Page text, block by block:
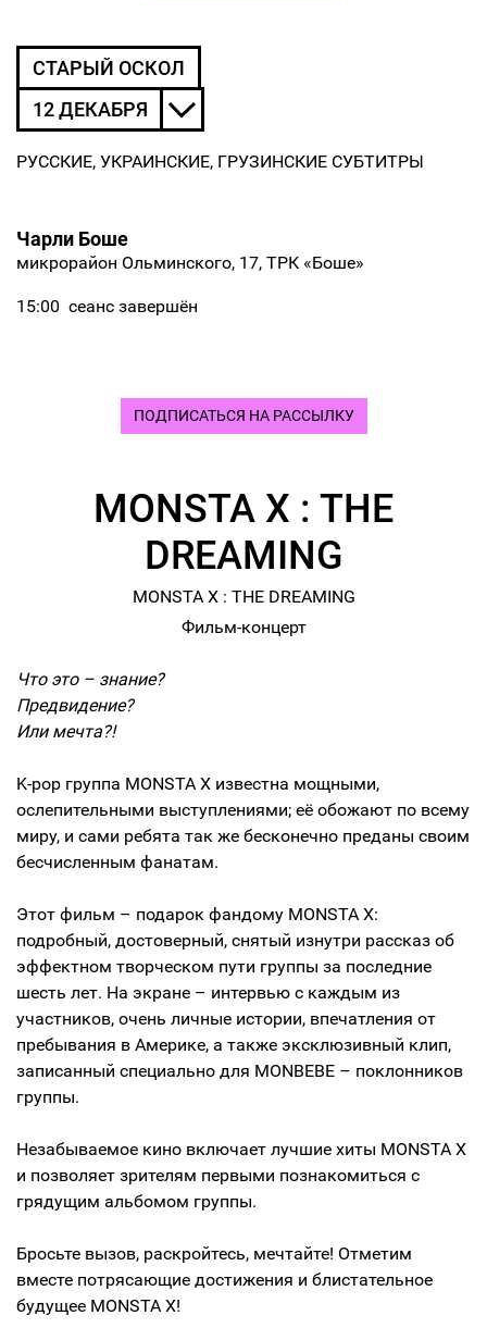
СТАРЫЙ ОСКОЛ
12 ДЕКАБРЯ
РУССКИЕ, УКРАИНСКИЕ, ГРУЗИНСКИЕ СУБТИТРЫ
Чарли Боше
микрорайон Ольминского, 17, ТРК «Боше»
15:00 сеанс завершён
ПОДПИСАТЬСЯ НА РАССЫЛКУ
MONSTA X : THE
DREAMING
MONSTA X : THE DREAMING
Фильм-концерт
Что это – знание?
Предвидение?
Или мечта?!
K-pop группа MONSTA X известна мощными,
ослепительными выступлениями; её обожают по всему
миру, и сами ребята так же бесконечно преданы своим
бесчисленным фанатам.
Этот фильм – подарок фандому MONSTA X:
подробный, достоверный, снятый изнутри рассказ об
эффектном творческом пути группы за последние
шесть лет. На экране – интервью с каждым из
участников, очень личные истории, впечатления от
пребывания в Америке, а также эксклюзивный клип,
записанный специально для MONBEBE – поклонников
группы.
Незабываемое кино включает лучшие хиты MONSTA X
и позволяет зрителям первыми познакомиться с
грядущим альбомом группы.
Бросьте вызов, раскройтесь, мечтайте! Отметим
вместе потрясающие достижения и блистательное
будущее MONSTA X!